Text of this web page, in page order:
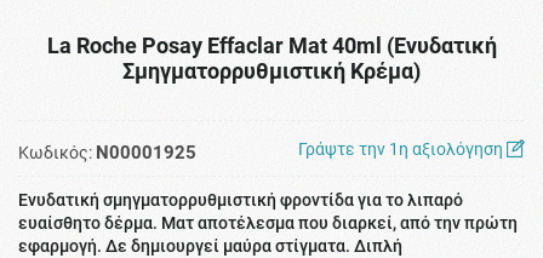
La Roche Posay Effaclar Mat 40ml (Ενυδατική
Σμηγματορρυθμιστική Κρέμα)
Κωδικός: N00001925 Γράψτε την 1η αξιολόγηση
Ενυδατική σμηγματορρυθμιστική φροντίδα για το λιπαρό
ευαίσθητο δέρμα. Ματ αποτέλεσμα που διαρκεί, από την πρώτη
εφαρμογή. Δε δημιουργεί μαύρα στίγματα. Διπλή